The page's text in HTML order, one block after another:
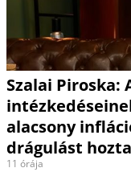
Szalai
alacsony
drágulást
11 órája